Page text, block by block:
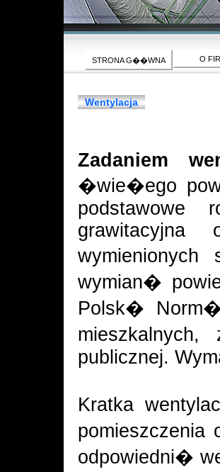
STRONA G��WNA O
Wentylacja
Zadaniem
�wie�ego
podstawowe
wymian�
Polsk� Norm�
publicznej.
Kratka
odpowiedni�